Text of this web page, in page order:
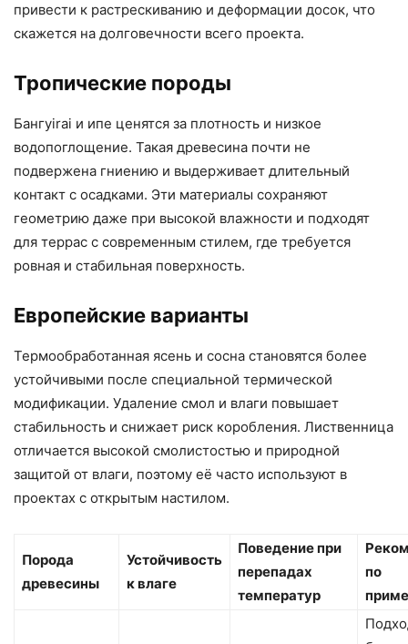
привести к растрескиванию и деформации досок, что
скажется на долговечности всего проекта.
Тропические породы
Бангуirai и ипе ценятся за плотность и низкое
водопоглощение. Такая древесина почти не
подвержена гниению и выдерживает длительный
контакт с осадками. Эти материалы сохраняют
геометрию даже при высокой влажности и подходят
для террас с современным стилем, где требуется
ровная и стабильная поверхность.
Европейские варианты
Термообработанная ясень и сосна становятся более
устойчивыми после специальной термической
модификации. Удаление смол и влаги повышает
стабильность и снижает риск коробления. Лиственница
отличается высокой смолистостью и природной
защитой от влаги, поэтому её часто используют в
проектах с открытым настилом.
Порода
древесины
Устойчивость
к влаге
Поведение при
перепадах
температур
по